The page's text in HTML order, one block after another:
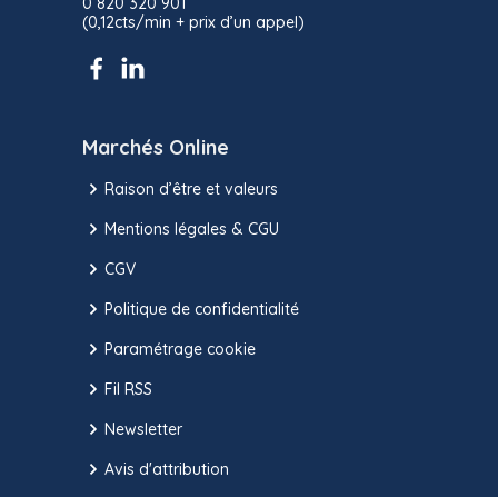
(0,12cts/min + prix d’un appel)
Marchés Online
Raison d’être et valeurs
Mentions légales & CGU
CGV
Politique de confidentialité
Paramétrage cookie
Fil RSS
Newsletter
Avis d'attribution